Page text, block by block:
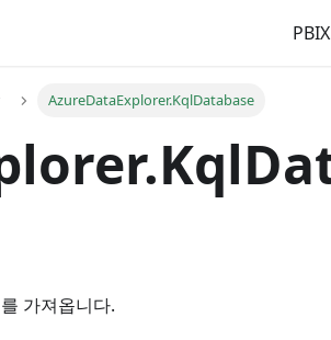
AzureDataExplorer.KqlDatabase
가져옵니다.